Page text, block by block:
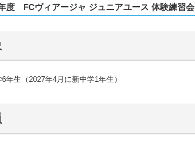
度 FCヴィアージャ ジュニアユース 体験練習会
年生（2027年4月に新中学1年生）